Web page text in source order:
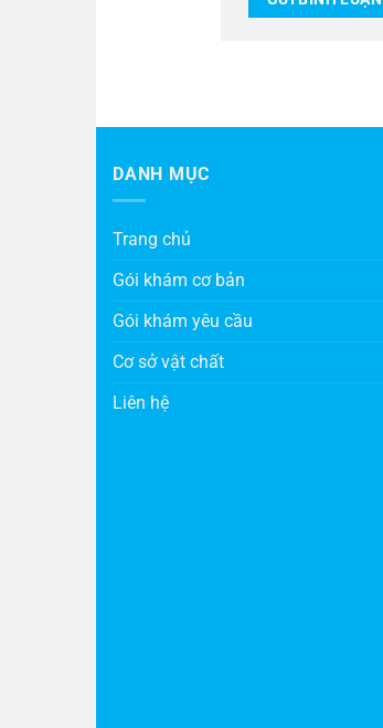
DANH MỤC
Trang chủ
Gói khám cơ bản
Gói khám yêu cầu
Cơ sở vật chất
Liên hệ